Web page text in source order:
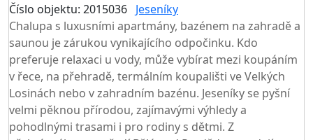
Číslo objektu: 2015036 Jeseníky
Chalupa s luxusními apartmány, bazénem na zahradě a
saunou je zárukou vynikajícího odpočinku. Kdo
preferuje relaxaci u vody, může vybírat mezi koupáním
v řece, na přehradě, termálním koupališti ve Velkých
Losinách nebo v zahradním bazénu. Jeseníky se pyšní
velmi pěknou přírodou, zajímavými výhledy a
pohodlnými trasami i pro rodiny s dětmi. Z